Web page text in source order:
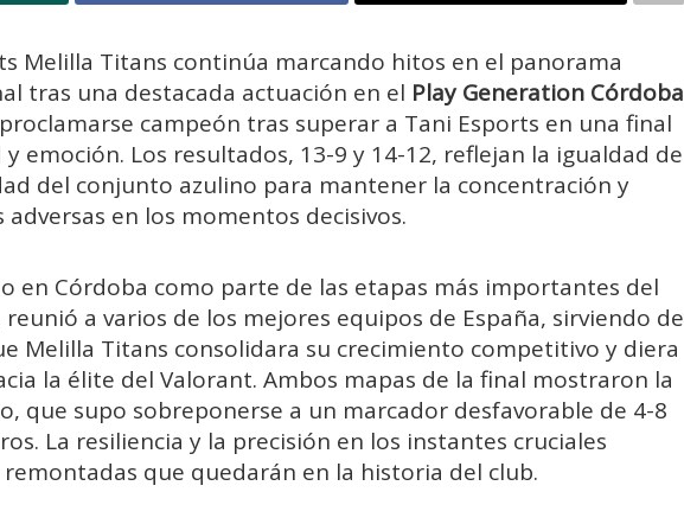
Melilla Titans continúa marcando hitos en el panorama
tras una destacada actuación en el Play Generation Córdoba
campeón tras superar a Tani Esports en una final
emoción. Los resultados, 13-9 y 14-12, reflejan la igualdad de
del conjunto azulino para mantener la concentración y
en los momentos decisivos.
en Córdoba como parte de las etapas más importantes del
a varios de los mejores equipos de España, sirviendo de
Melilla Titans consolidara su crecimiento competitivo y diera
la élite del Valorant. Ambos mapas de la final mostraron la
que supo sobreponerse a un marcador desfavorable de 4-8
La resiliencia y la precisión en los instantes cruciales
que quedarán en la historia del club.